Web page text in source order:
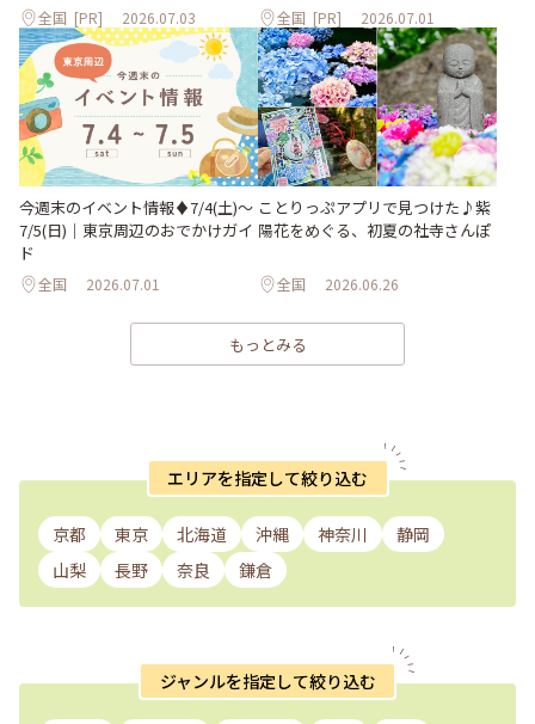
全国 [PR] 2026.07.03 全国 [PR] 2026.07.01
今週末のイベント情報♦︎7/4(土)〜
7/5(日)｜東京周辺のおでかけガイ
ド
全国 2026.07.01
ことりっぷアプリで見つけた♪紫
陽花をめぐる、初夏の社寺さんぽ
全国 2026.06.26
もっとみる
エリアを指定して絞り込む
京都 東京 北海道 沖縄 神奈川
静岡
山梨
長野 奈良 鎌倉
ジャンルを指定して絞り込む